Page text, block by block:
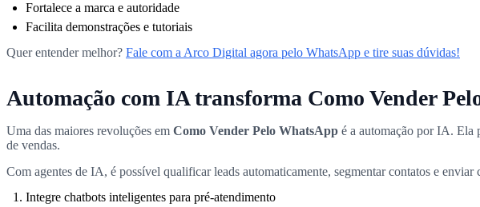
Fortalece a marca e autoridade
Facilita demonstrações e tutoriais
Quer entender melhor? Fale com a Arco Digital agora pelo WhatsApp e tire suas dúvidas!
Automação com IA transforma Como Vender
Uma das maiores revoluções em Como Vender Pelo WhatsApp é a automação por IA. Ela
de vendas.
Com agentes de IA, é possível qualificar leads automaticamente, segmentar contatos e
Integre chatbots inteligentes para pré-atendimento